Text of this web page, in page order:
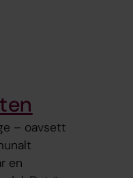
– oavsett
en